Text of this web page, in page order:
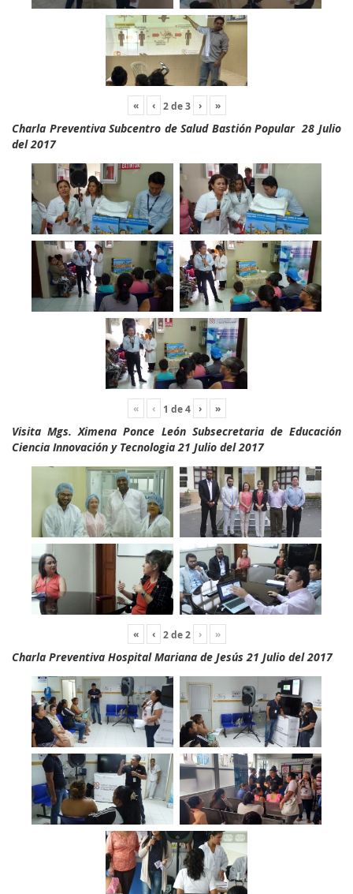
« ‹ 2de3 › »
Charla Preventiva Subcentro de Salud Bastión Popular 28 Julio
del 2017
« ‹ 1 de4 › »
Visita Mgs. Ximena Ponce León Subsecretaria de Educación
Ciencia Innovación y Tecnologia 21 Julio del 2017
« ‹ 2de2 › »
Charla Preventiva Hospital Mariana de Jesús 21 Julio del 2017